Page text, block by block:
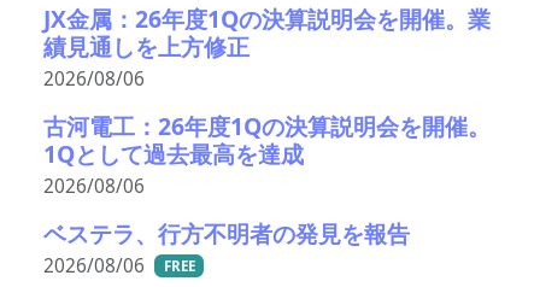
JX金属：26年度1Qの決算説明会を開催。業
績見通しを上方修正
2026/08/06
古河電工：26年度1Qの決算説明会を開催。
1Qとして過去最高を達成
2026/08/06
ベステラ、行方不明者の発見を報告
2026/08/06 FREE